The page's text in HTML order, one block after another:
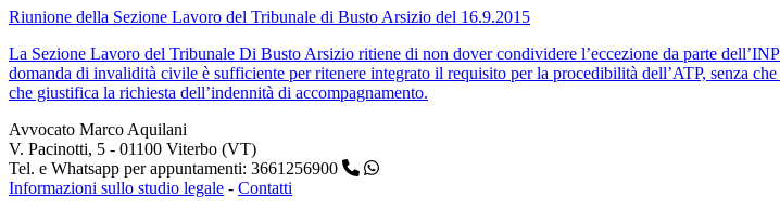
Riunione della Sezione Lavoro del Tribunale di Busto Arsizio del 16.9.2015
La Sezione Lavoro del Tribunale Di Busto Arsizio ritiene di non dover condividere l’eccezione da parte
domanda di invalidità civile è sufficiente per ritenere integrato il requisito per la procedibilità dell’ATP, senza
che giustifica la richiesta dell’indennità di accompagnamento.
Avvocato Marco Aquilani
V. Pacinotti, 5 - 01100 Viterbo (VT)
Tel. e Whatsapp per appuntamenti: 3661256900
Informazioni sullo studio legale - Contatti